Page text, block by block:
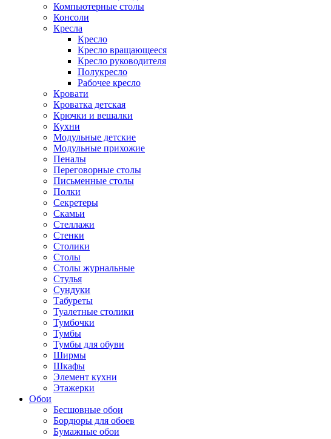
Компьютерные столы
Консоли
Кресла
Кресло
Кресло вращающееся
Кресло руководителя
Полукресло
Рабочее кресло
Кровати
Кроватка детская
Крючки и вешалки
Кухни
Модульные детские
Модульные прихожие
Пеналы
Переговорные столы
Письменные столы
Полки
Секретеры
Скамьи
Стеллажи
Стенки
Столики
Столы
Столы журнальные
Стулья
Сундуки
Табуреты
Туалетные столики
Тумбочки
Тумбы
Тумбы для обуви
Ширмы
Шкафы
Элемент кухни
Этажерки
Обои
Бесшовные обои
Бордюры для обоев
Бумажные обои